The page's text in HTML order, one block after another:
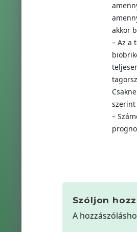
akkor
– Az a
szerint
–
Szóljon
A